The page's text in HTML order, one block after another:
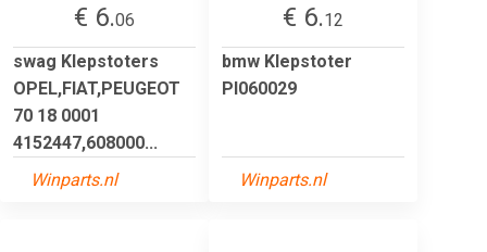
€ 6.06
swag Klepstoters
OPEL,FIAT,PEUGEOT
70 18 0001
4152447,608000...
Winparts.nl
€ 6.12
bmw Klepstoter
PI060029
Winparts.nl